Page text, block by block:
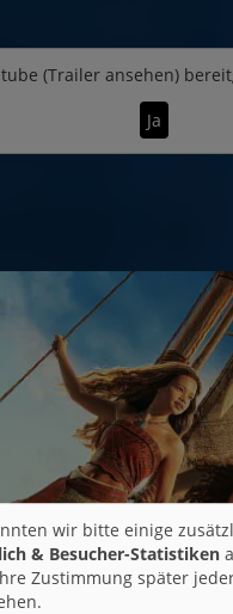
(Trailer ansehen)
Ja
wir bitte einige
& Besucher-Statistiken
Zustimmung später